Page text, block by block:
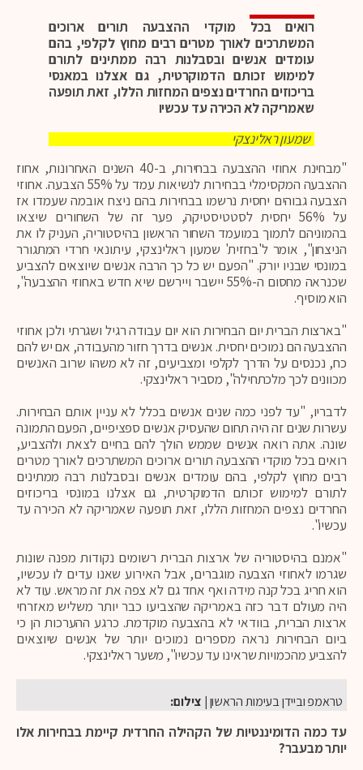
רואים בכל מוקדי ההצבעה תורים ארוכים
המשתרכים לאורך מטרים רבים מחוץ לקלפי, בהם
עומדים אנשים ובסבלנות רבה ממתינים לתורם
למימוש זכותם הדמוקרטית, גם אצלנו במאנסי
בריכוזים החרדים נצפים המחזות הללו, זאת תופעה
שאמריקה לא הכירה עד עכשיו
שמעון ראלינצקי
"מבחינת אחוזי ההצבעה בבחירות, ב-40 השנים האחרונות, אחוז
ההצבעה המקסימלי בבחירות לנשיאות עמד על 55% הצבעה. אחוזי
הצבעה גבוהים יחסית נרשמו בבחירות בהם ניצח אובמה שעמדו אז
על 56% יחסית לסטטיסטיקה, פער זה של השחורים שיצאו
בהמוניהם לתמוך במועמד השחור הראשון בהיסטוריה, העניק לו את
הניצחון", אומר ל'בחזית' שמעון ראלינצקי, עיתונאי חרדי המתגורר
במונסי שבניו יורק. "הפעם יש כל כך הרבה אנשים שיוצאים להצביע
שכנראה מחסום ה-55% יישבר ויירשם שיא חדש באחוזי ההצבעה",
הוא מוסיף.
"בארצות הברית יום הבחירות הוא יום עבודה רגיל ושגרתי ולכן אחוזי
ההצבעה הם נמוכים יחסית. אנשים בדרך חזור מהעבודה, אם יש להם
כח, נכנסים על הדרך לקלפי ומצביעים, זה לא משהו שרוב האנשים
מכוונים לכך מלכתחילה", מסביר ראלינצקי.
לדבריו, "עד לפני כמה שנים אנשים בכלל לא עניין אותם הבחירות.
עשרות שנים זה היה תחום שהעסיק אנשים ספציפיים, הפעם התמונה
שונה. אתה רואה אנשים שממש הולך להם בחיים לצאת ולהצביע,
רואים בכל מוקדי ההצבעה תורים ארוכים המשתרכים לאורך מטרים
רבים מחוץ לקלפי, בהם עומדים אנשים ובסבלנות רבה ממתינים
לתורם למימוש זכותם הדמוקרטית, גם אצלנו במונסי בריכוזים
החרדים נצפים המחזות הללו, זאת תופעה שאמריקה לא הכירה עד
עכשיו".
"אמנם בהיסטוריה של ארצות הברית רשומים נקודות מפנה שונות
שגרמו לאחוזי הצבעה מוגברים, אבל האירוע שאנו עדים לו עכשיו,
הוא חריג בכל קנה מידה ואף אחד גם לא צפה את זה מראש. עוד לא
היה מעולם דבר כזה באמריקה שהצביעו כבר יותר משליש מאזרחי
ארצות הברית, בוודאי לא בהצבעה מוקדמת. כרגע ההערכות הן כי
ביום הבחירות נראה מספרים נמוכים יותר של אנשים שיוצאים
להצביע מהכמויות שראינו עד עכשיו", משער ראלינצקי.
טראמפ וביידן בעימות הראשון| צילום:
עד כמה הדומיננטיות של הקהילה החרדית קיימת בבחירות אלו
יותר מבעבר?